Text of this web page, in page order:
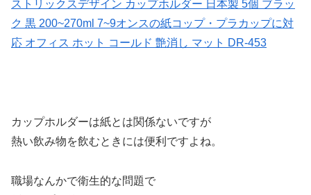
ストリックスデザイン カップホルダー 日本製 5個 ブラッ
ク 黒 200~270ml 7~9オンスの紙コップ・プラカップに対
応 オフィス ホット コールド 艶消し マット DR-453
カップホルダーは紙とは関係ないですが
熱い飲み物を飲むときには便利ですよね。
職場なんかで衛生的な問題で